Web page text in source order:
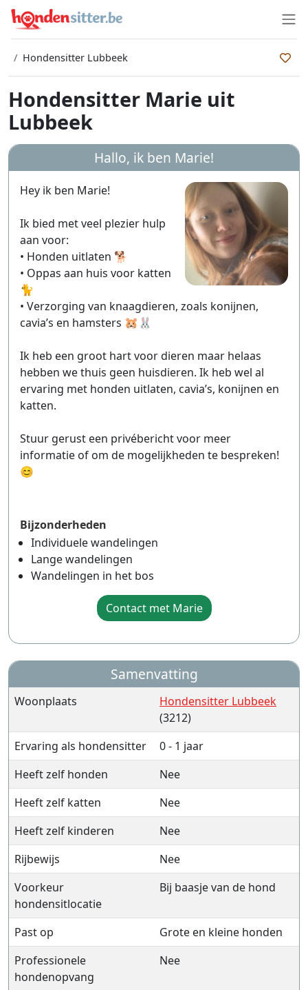
Hondensitter Lubbeek
Hondensitter Marie uit
Lubbeek
Hallo, ik ben Marie!
Hey ik ben Marie!
Ik bied met veel plezier hulp
aan voor:
• Honden uitlaten 🐕
• Oppas aan huis voor katten
🐈
• Verzorging van knaagdieren, zoals konijnen,
cavia’s en hamsters 🐹🐰
Ik heb een groot hart voor dieren maar helaas
hebben we thuis geen huisdieren. Ik heb wel al
ervaring met honden uitlaten, cavia’s, konijnen en
katten.
Stuur gerust een privébericht voor meer
informatie of om de mogelijkheden te bespreken!
😊
Bijzonderheden
Individuele wandelingen
Lange wandelingen
Wandelingen in het bos
Contact met Marie
Samenvatting
Woonplaats
Hondensitter Lubbeek
(3212)
Ervaring als hondensitter
0 - 1 jaar
Heeft zelf honden
Nee
Heeft zelf katten
Nee
Heeft zelf kinderen
Nee
Rijbewijs
Nee
Voorkeur
hondensitlocatie
Bij baasje van de hond
Past op
Grote en kleine honden
Professionele
hondenopvang
Nee